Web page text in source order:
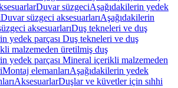
Duvar süzgeciAşağıdakilerin yedek
Duvar süzgeci aksesuarlarıAşağıdakilerin
aksesuarlarıDuş tekneleri ve duş
yedek parçası Duş tekneleri ve duş
malzemeden üretilmiş duş
yedek parçası Mineral içerikli malzemeden
Montaj elemanlarıAşağıdakilerin yedek
AksesuarlarDuşlar ve küvetler için sıhhi